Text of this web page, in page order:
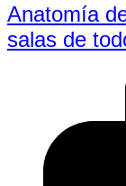
Anatomía
salas de